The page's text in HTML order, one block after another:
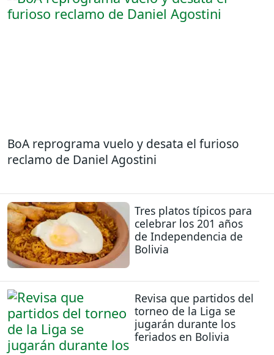
BoA reprograma vuelo y desata el furioso
reclamo de Daniel Agostini
Tres platos típicos para
celebrar los 201 años
de Independencia de
Bolivia
Revisa que partidos del
torneo de la Liga se
jugarán durante los
feriados en Bolivia